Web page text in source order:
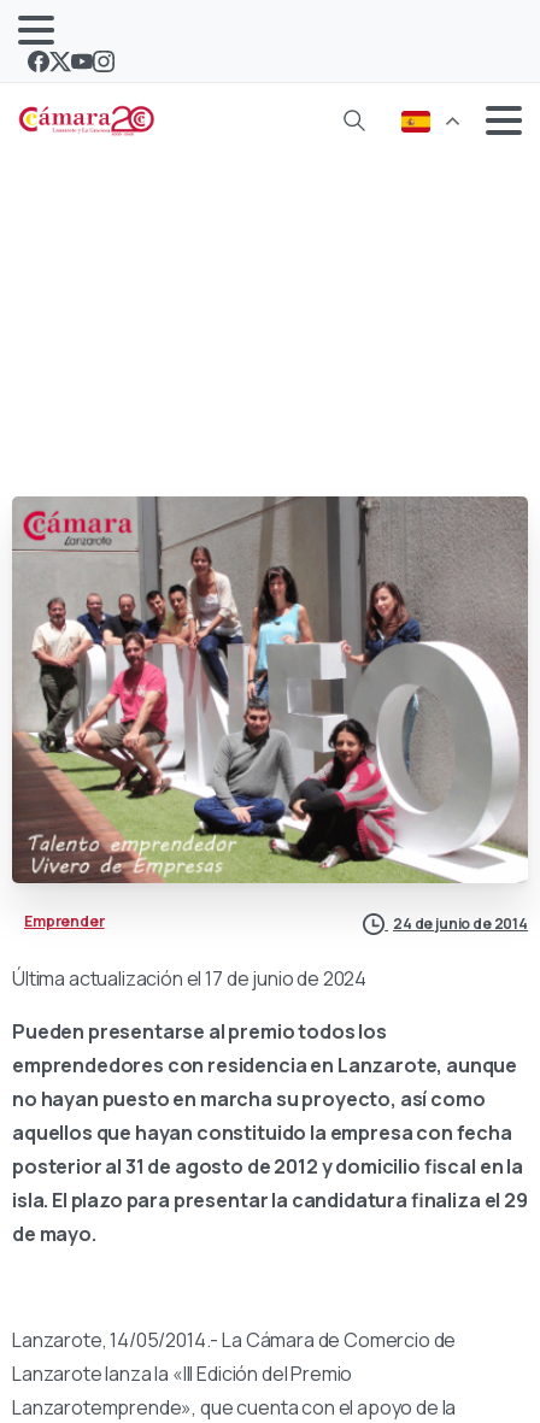
Emprender 24 de junio de 2014
Última actualización el 17 de junio de 2024
Pueden presentarse al premio todos los
emprendedores con residencia en Lanzarote, aunque
no hayan puesto en marcha su proyecto, así como
aquellos que hayan constituido la empresa con fecha
posterior al 31 de agosto de 2012 y domicilio fiscal en la
isla. El plazo para presentar la candidatura finaliza el 29
de mayo.
Lanzarote, 14/05/2014.- La Cámara de Comercio de
Lanzarote lanza la «III Edición del Premio
Lanzarotemprende», que cuenta con el apoyo de la